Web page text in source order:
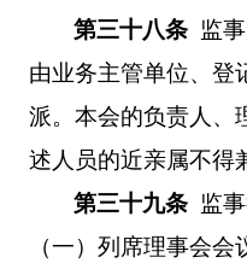
第三十八条 监
由业务主管单位、登
派。本会的负责人、
述人员的近亲属不得
第三十九条 监
（一）列席理事会